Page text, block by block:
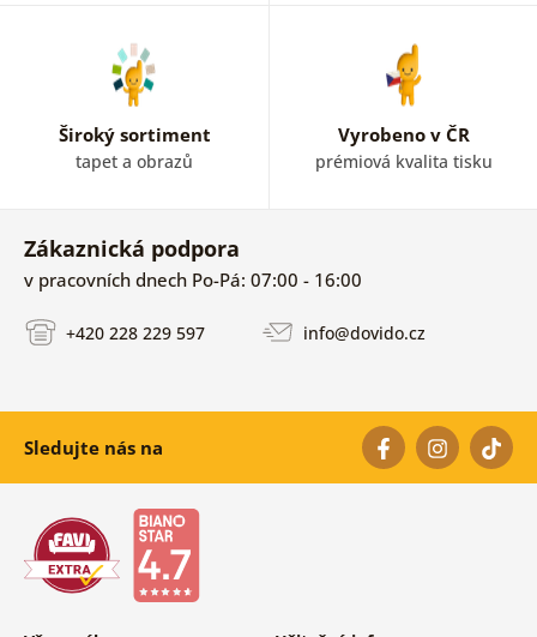
Široký sortiment
tapet a obrazů
Vyrobeno v ČR
prémiová kvalita tisku
Zákaznická podpora
v pracovních dnech Po-Pá: 07:00 - 16:00
+420 228 229 597 info@dovido.cz
Sledujte nás na